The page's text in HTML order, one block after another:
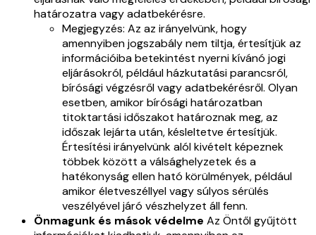
határozatra vagy adatbekérésre.
Megjegyzés: Az az irányelvünk, hogy
amennyiben jogszabály nem tiltja, értesítjük az
információiba betekintést nyerni kívánó jogi
eljárásokról, például házkutatási parancsról,
bírósági végzésről vagy adatbekérésről. Olyan
esetben, amikor bírósági határozatban
titoktartási időszakot határoznak meg, az
időszak lejárta után, késleltetve értesítjük.
Értesítési irányelvünk alól kivételt képeznek
többek között a válsághelyzetek és a
hatékonyság ellen ható körülmények, például
amikor életveszéllyel vagy súlyos sérülés
veszélyével járó vészhelyzet áll fenn.
Önmagunk és mások védelme Az Öntől gyűjtött